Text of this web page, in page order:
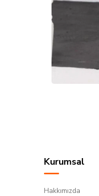
Kurumsal
Hakkımızda